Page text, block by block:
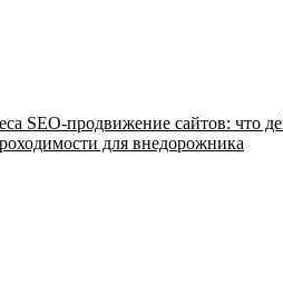
SEO-продвижение сайтов: что
для внедорожника